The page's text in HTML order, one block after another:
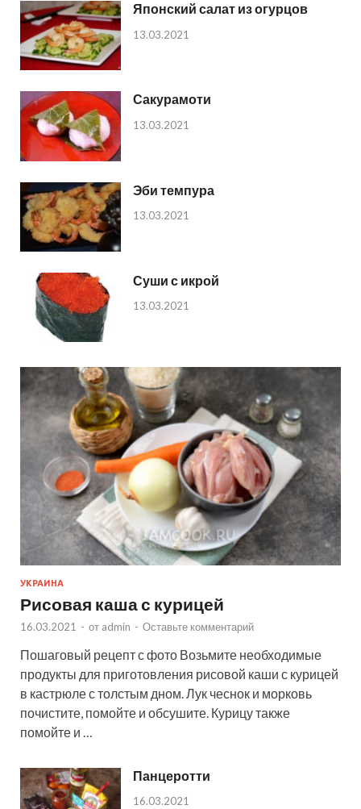
Японский салат из огурцов
13.03.2021
Сакурамоти
13.03.2021
Эби темпура
13.03.2021
Суши с икрой
13.03.2021
УКРАИНА
Рисовая каша с курицей
16.03.2021 - от admin - Оставьте комментарий
Пошаговый рецепт с фото Возьмите необходимые
продукты для приготовления рисовой каши с курицей
в кастрюле с толстым дном. Лук чеснок и морковь
почистите, помойте и обсушите. Курицу также
помойте и …
Панцеротти
16.03.2021